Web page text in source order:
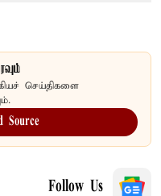
செய்திகளை
Source
Follow Us